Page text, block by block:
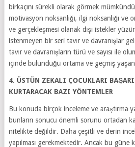
birkaçını sürekli olarak görmek
motivasyon noksanlığı, ilgi noksanlığı ve
ve gerçekleşmesi olanak dışı istekler
istenmeyen bir seri tavır ve davranışlar
tavır ve davranışların türü ve sayısı ile
içinde bulunduğu ortama ve geçmiş
4. ÜSTÜN ZEKALI ÇOCUKLARI
KURTARACAK BAZI YÖNTEMLER
Bu konuda birçok inceleme ve araştırma
bunların sonucu önemli sorunu ortadan
nitelikte değildir. Daha çeşitli ve derin
yapılması gerekmektedir. Ancak bu güne